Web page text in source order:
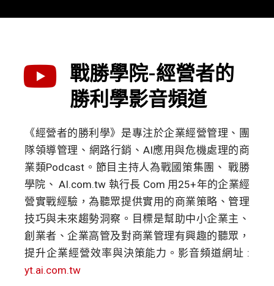
戰勝學院-經營者的
勝利學影音頻道
《經營者的勝利學》是專注於企業經營管理、團
隊領導管理、網路行銷、AI應用與危機處理的商
業類Podcast。節目主持人為戰國策集團、 戰勝
學院、 AI.com.tw 執行長 Com 用25+年的企業經
營實戰經驗，為聽眾提供實用的商業策略、管理
技巧與未來趨勢洞察。目標是幫助中小企業主、
創業者、企業高管及對商業管理有興趣的聽眾，
提升企業經營效率與決策能力。影音頻道網址 :
yt.ai.com.tw